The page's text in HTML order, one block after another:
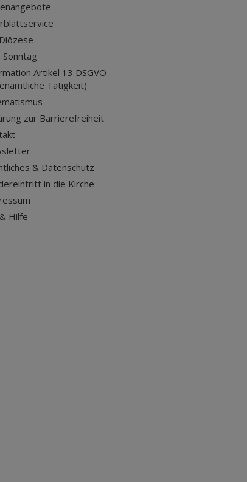
Sonntag
Artikel 13 DSGVO
Tätigkeit)
zur Barrierefreiheit
& Datenschutz
in die Kirche
Hilfe